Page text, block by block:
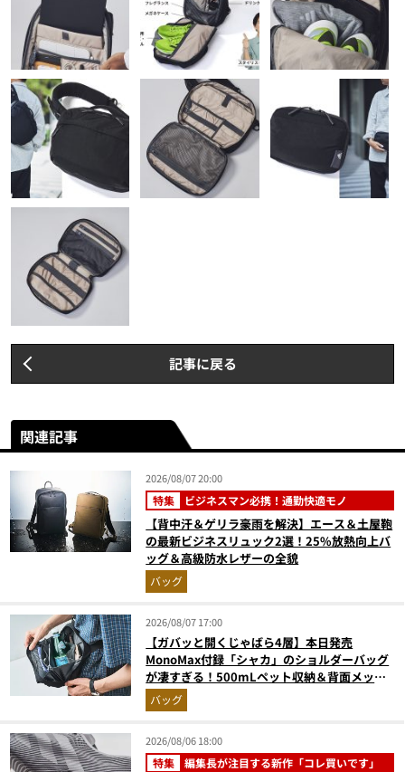
記事に戻る
関連記事
2026/08/07 20:00
特集 ビジネスマン必携！通勤快適モノ
【背中汗＆ゲリラ豪雨を解決】エース＆土屋鞄
の最新ビジネスリュック2選！25%放熱向上バ
ッグ＆高級防水レザーの全貌
バッグ
2026/08/07 17:00
【ガバッと開くじゃばら4層】本日発売
MonoMax付録「シャカ」のショルダーバッグ
が凄すぎる！500mLペット収納＆背面メッシ
ュでベタつかない
バッグ
2026/08/06 18:00
特集 編集長が注目する新作「コレ買いです」